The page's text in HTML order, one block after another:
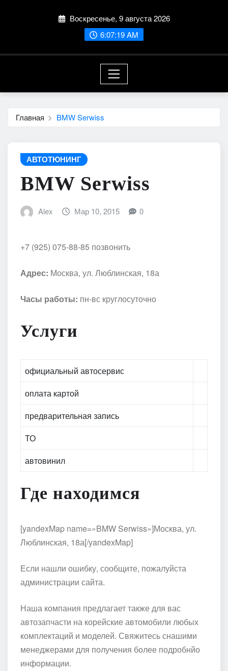
Воскресенье, 9 августа 2026
6:07:20 AM
Главная BMW Serwiss
АВТОТЮНИНГ
BMW Serwiss
Alex Мар 10, 2015 0
+7 (925) 075-88-85 позвонить
Адрес: Москва, ул. Люблинская, 18а
Часы работы: пн-вс круглосуточно
Услуги
официальный автосервис
оплата картой
предварительная запись
ТО
автовинил
Где находимся
[yandexMap name=»BMW Serwiss»]Москва, ул.
Люблинская, 18а[/yandexMap]
Если нашли ошибку, сообщите, пожалуйста
администрации сайта.
Наша компания предлагает также для вас
автозапчасти на корейские автомобили любых
комплектаций и моделей. Свяжитесь снашими
менеджерами для получения более подробнйо
информации.